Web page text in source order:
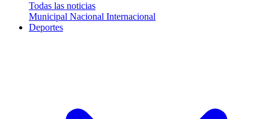
Todas las noticias
Municipal Nacional Internacional
Deportes